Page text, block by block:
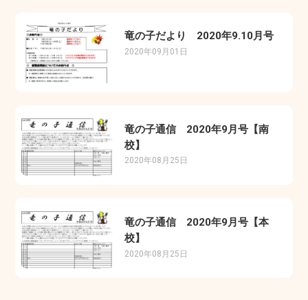
竜の子だより 2020年9.10月号
2020年09月01日
竜の子通信 2020年9月号【南
校】
2020年08月25日
竜の子通信 2020年9月号【本
校】
2020年08月25日